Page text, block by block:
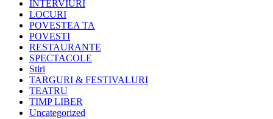
INTERVIURI
LOCURI
POVESTEA TA
POVESTI
RESTAURANTE
SPECTACOLE
Stiri
TARGURI & FESTIVALURI
TEATRU
TIMP LIBER
Uncategorized